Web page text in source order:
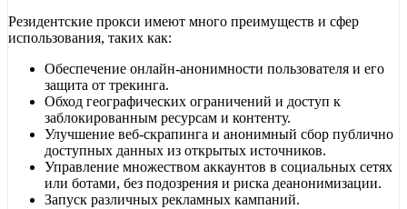
Резидентские прокси имеют много преимуществ и сфер
использования, таких как:
Обеспечение онлайн-анонимности пользователя и его
защита от трекинга.
Обход географических ограничений и доступ к
заблокированным ресурсам и контенту.
Улучшение веб-скрапинга и анонимный сбор публично
доступных данных из открытых источников.
Управление множеством аккаунтов в социальных сетях
или ботами, без подозрения и риска деанонимизации.
Запуск различных рекламных кампаний.